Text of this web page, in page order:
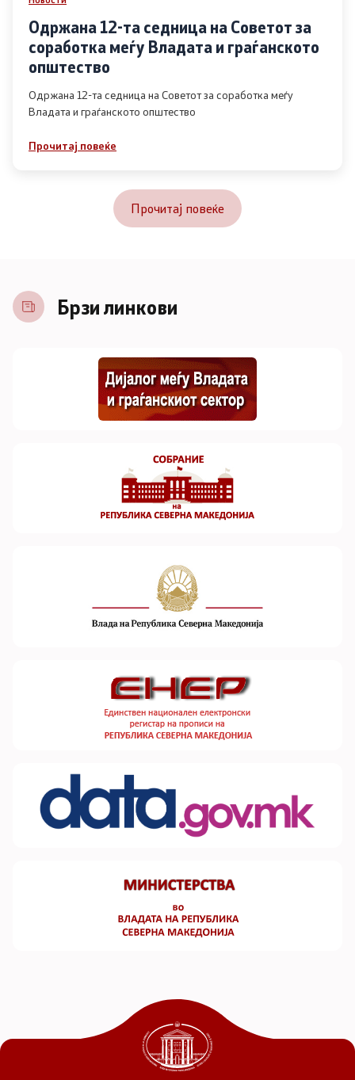
Одржана 12-та седница на Советот за
соработка меѓу Владата и граѓанското
општество
Одржана 12-та седница на Советот за соработка меѓу
Владата и граѓанското општество
Прочитај повеќе
Прочитај повеќе
Брзи линкови